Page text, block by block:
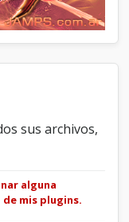
sus archivos,
alguna
mis plugins.